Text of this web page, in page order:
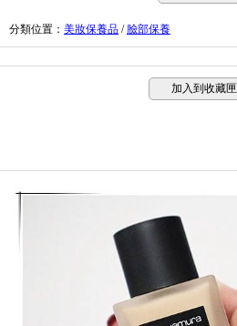
分類位置 ： 美妝保養品 / 臉部保養
加入到收藏匣